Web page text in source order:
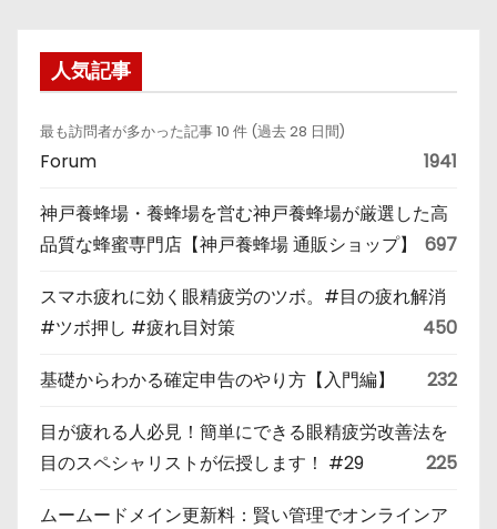
人気記事
最も訪問者が多かった記事 10 件 (過去 28 日間)
Forum 1941
神戸養蜂場・養蜂場を営む神戸養蜂場が厳選した高
品質な蜂蜜専門店【神戸養蜂場 通販ショップ】
697
スマホ疲れに効く眼精疲労のツボ。#目の疲れ解消
#ツボ押し #疲れ目対策
450
基礎からわかる確定申告のやり方【入門編】 232
目が疲れる人必見！簡単にできる眼精疲労改善法を
目のスペシャリストが伝授します！ #29
225
ムームードメイン更新料：賢い管理でオンラインア